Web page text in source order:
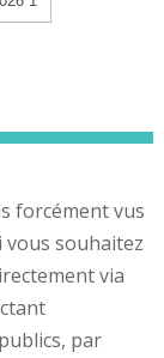
forcément vus
vous souhaitez
via
par